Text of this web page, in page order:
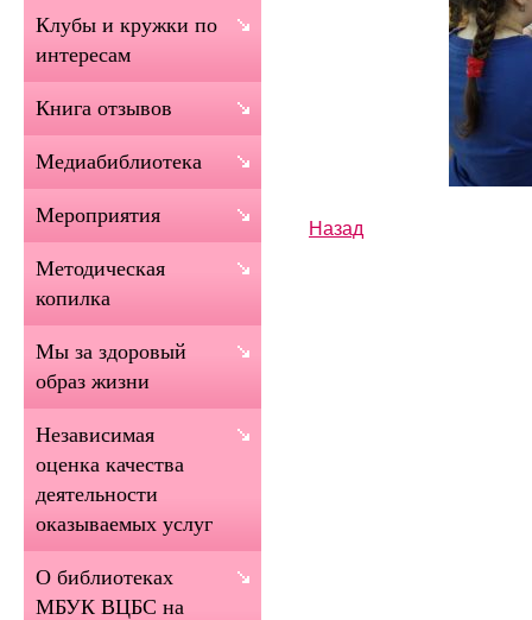
Назад
Клубы и кружки по
интересам
Книга отзывов
Медиабиблиотека
Мероприятия
Методическая
копилка
Мы за здоровый
образ жизни
Независимая
оценка качества
деятельности
оказываемых услуг
О библиотеках
МБУК ВЦБС на